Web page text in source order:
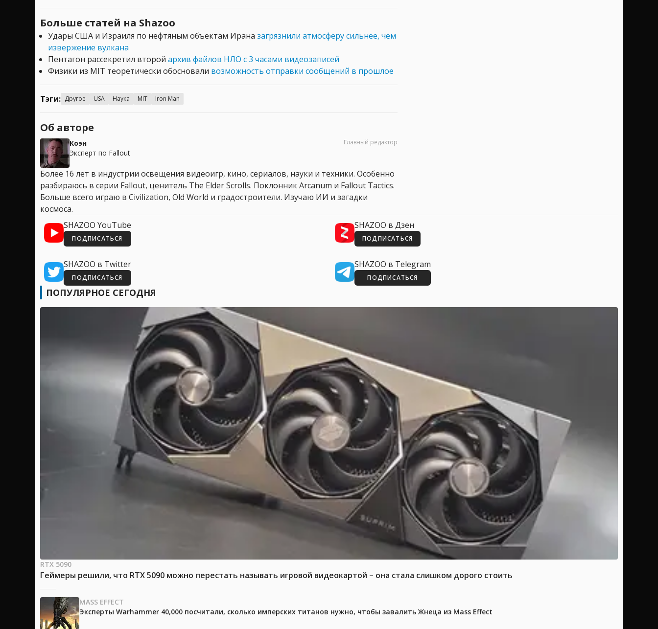
Больше статей на Shazoo
Удары США и Израиля по нефтяным объектам Ирана загрязнили атмосферу сильнее, чем
извержение вулкана
Пентагон рассекретил второй архив файлов НЛО с 3 часами видеозаписей
Физики из MIT теоретически обосновали возможность отправки сообщений в прошлое
Тэги: Другое USA Наука MIT Iron Man
Об авторе
Коэн
Эксперт по Fallout
Главный редактор
Более 16 лет в индустрии освещения видеоигр, кино, сериалов, науки и техники. Особенно
разбираюсь в серии Fallout, ценитель The Elder Scrolls. Поклонник Arcanum и Fallout Tactics.
Больше всего играю в Civilization, Old World и градостроители. Изучаю ИИ и загадки
космоса.
SHAZOO YouTube
ПОДПИСАТЬСЯ
SHAZOO в Дзен
ПОДПИСАТЬСЯ
SHAZOO в Twitter
ПОДПИСАТЬСЯ
SHAZOO в Telegram
ПОДПИСАТЬСЯ
ПОПУЛЯРНОЕ СЕГОДНЯ
RTX 5090
Геймеры решили, что RTX 5090 можно перестать называть игровой видеокартой – она стала слишком дорого стоить
MASS EFFECT
Эксперты Warhammer 40,000 посчитали, сколько имперских титанов нужно, чтобы завалить Жнеца из Mass Effect